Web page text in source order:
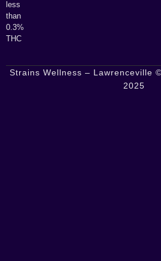
less
than
0.3%
THC
Strains Wellness – Lawrenceville
2025